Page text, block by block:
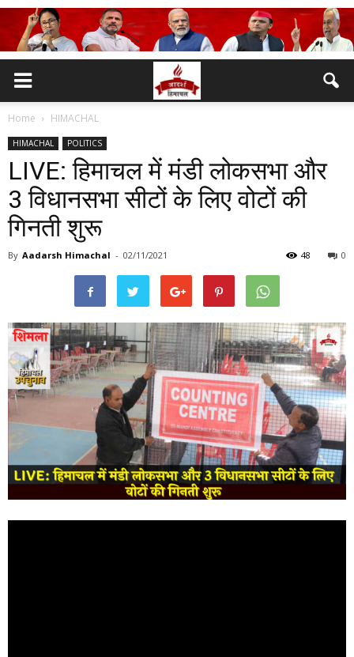
Home HIMACHAL
HIMACHAL POLITICS
LIVE: हिमाचल में मंडी लोकसभा और
3 विधानसभा सीटों के लिए वोटों की
गिनती शुरू
By Aadarsh Himachal - 02/11/2021 0
48